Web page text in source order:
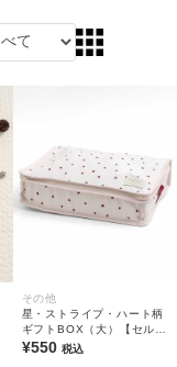
その他
星・ストライプ・ハート柄
ギフトBOX（大）【セルフ
ラッピングにおすすめ】
¥550 税込